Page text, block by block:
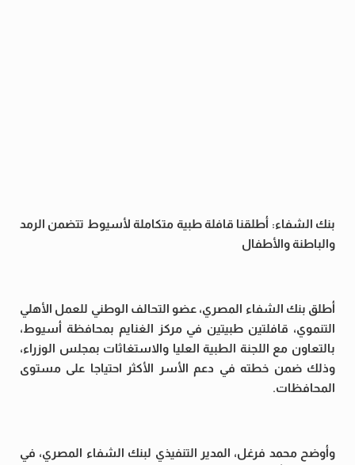
بنك الشفاء: أطلقنا قافلة طبية متكاملة لأسيوط تتضمن الرمد
والباطنة والأطفال
أطلق بنك الشفاء المصري، عضو التحالف الوطني للعمل الأهلي
التنموي، قافلتين طبيتين في مركز الغنايم بمحافظة أسيوط،
بالتعاون مع اللجنة الطبية العليا والاستغاثات بمجلس الوزراء،
وذلك ضمن خطته في دعم الأسر الأكثر احتياجا على مستوى
المحافظات.
وأوضح محمد فرغل، المدير التنفيذي لبنك الشفاء المصري، في